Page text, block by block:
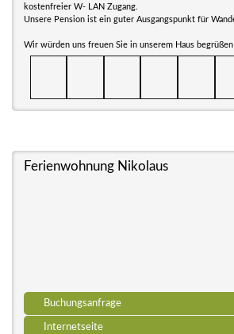
kostenfreier W- LAN Zugang.
Unsere Pension ist ein guter Ausgangspunkt für
Wir würden uns freuen Sie in unserem Haus begrüßen
Ferienwohnung Nikolaus
Buchungsanfrage
Internetseite